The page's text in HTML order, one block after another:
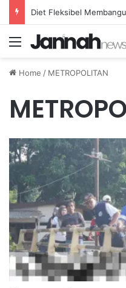
Menu
Home / METROPOLITAN